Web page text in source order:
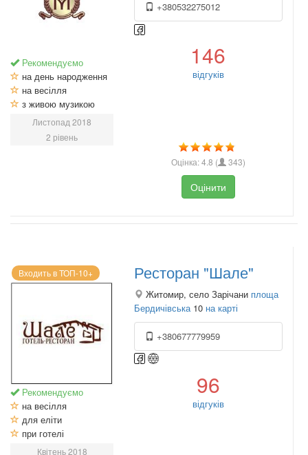
Рекомендуємо
на день народження
на весілля
з живою музикою
Листопад 2018
2 рівень
+380532275012
146
відгуків
Оцінка:4.8 ( 343)
Оцінити
Входить в ТОП-10+
Рекомендуємо
на весілля
для еліти
при готелі
Квітень 2018
Ресторан "Шале"
Житомир, село Зарічани площа
Бердичівська 10 на карті
+380677779959
96
відгуків